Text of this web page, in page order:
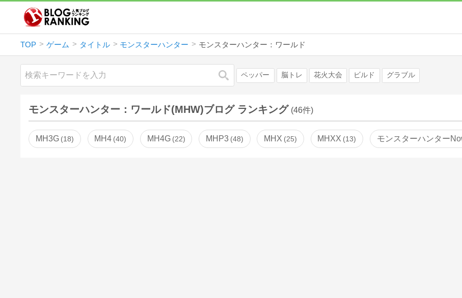
TOP ゲーム タイトル モンスターハンター モンスターハンター：ワールド
検索 ペッパー 脳トレ 花火大会 ビルド グラブル
モンスターハンター：ワールド(MHW)ブログ ランキング (46件)
MH3G 18 MH4 40 MH4G 22 MHP3 48 MHX 25 MHXX 13 モンスターハンター